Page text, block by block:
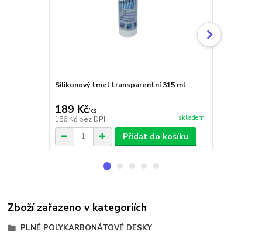
Silikonový tmel transparentní 315 ml
189 Kč/ks
156 Kč bez DPH skladem
Přidat do košíku
Zboží zařazeno v kategoriích
PLNÉ POLYKARBONÁTOVÉ DESKY